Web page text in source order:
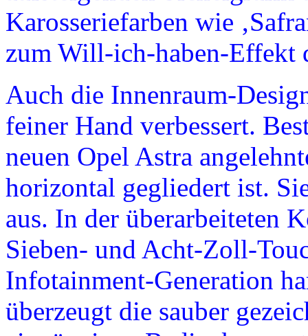
Karosseriefarben wie
zum Will-ich-haben-Effekt
Auch die Innenraum-
feiner Hand verbessert.
neuen Opel Astra
horizontal gegliedert ist.
aus. In der überarbeiteten
Sieben- und Acht-Zoll-
Infotainment-Generation
überzeugt die sauber